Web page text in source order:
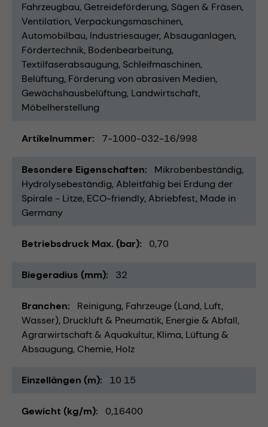
Fahrzeugbau Getreideförderung Sägen & Fräsen
Ventilation Verpackungsmaschinen
Automobilbau Industriesauger Absauganlagen
Fördertechnik Bodenbearbeitung
Textilfaserabsaugung Schleifmaschinen
Belüftung Förderung von abrasiven Medien
Gewächshausbelüftung Landwirtschaft
Möbelherstellung
Artikelnummer 7-1000-032-16/998
Besondere Eigenschaften
Mikrobenbeständig
Hydrolysebeständig Ableitfähig bei Erdung der
Spirale - Litze ECO-friendly Abriebfest Made in
Germany
Betriebsdruck Max. (bar) 0,70
Biegeradius (mm) 32
Branchen Reinigung Fahrzeuge (Land, Luft,
Wasser) Druckluft & Pneumatik Energie & Abfall
Agrarwirtschaft & Aquakultur Klima, Lüftung &
Absaugung Chemie Holz
Einzellängen (m) 10 15
Gewicht (kg/m) 0,16400